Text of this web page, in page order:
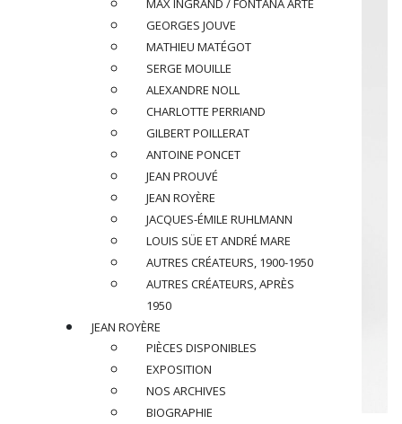
MAX INGRAND / FONTANA ARTE
GEORGES JOUVE
MATHIEU MATÉGOT
SERGE MOUILLE
ALEXANDRE NOLL
CHARLOTTE PERRIAND
GILBERT POILLERAT
ANTOINE PONCET
JEAN PROUVÉ
JEAN ROYÈRE
JACQUES-ÉMILE RUHLMANN
LOUIS SÜE ET ANDRÉ MARE
AUTRES CRÉATEURS, 1900-1950
AUTRES CRÉATEURS, APRÈS
1950
JEAN ROYÈRE
PIÈCES DISPONIBLES
EXPOSITION
NOS ARCHIVES
BIOGRAPHIE